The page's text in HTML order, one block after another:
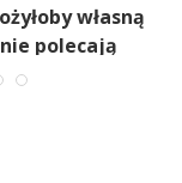
własną
polecają